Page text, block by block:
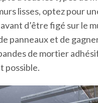
lisses, optez pour
d’être figé sur le
panneaux et de
de mortier
possible.